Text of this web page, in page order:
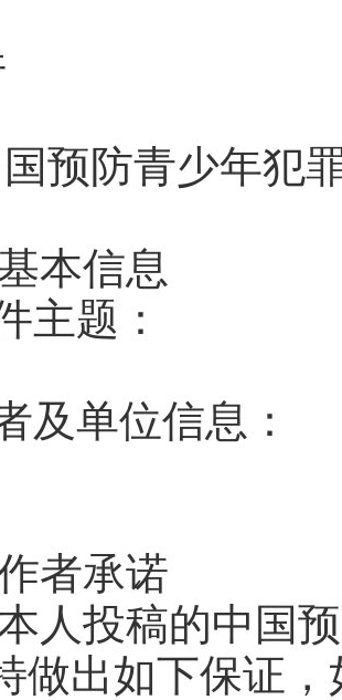
预防青少年犯
本信息
主题：
及单位信息：
者承诺
人投稿的中国
做出如下保证